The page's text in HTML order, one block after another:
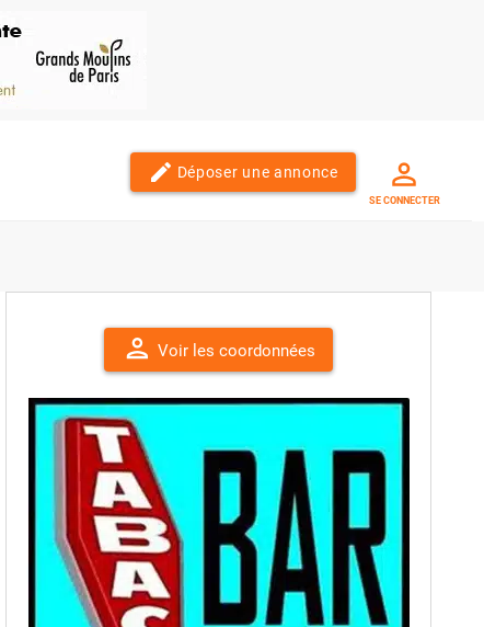
edit Déposer une annonce
SE CONNECTER
person Voir les coordonnées